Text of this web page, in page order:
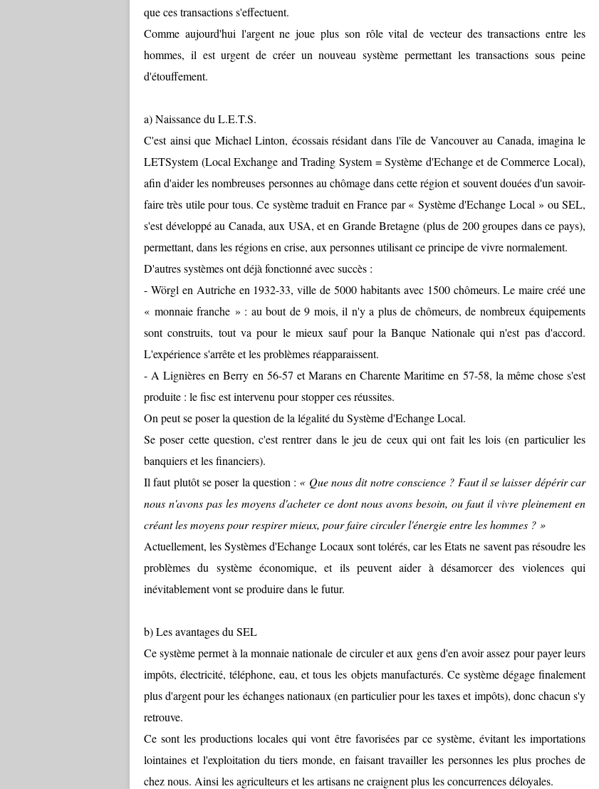
que ces transactions s'effectuent.
Comme aujourd'hui l'argent ne joue plus son rôle vital de vecteur des transactions entre les
hommes, il est urgent de créer un nouveau système permettant les transactions sous peine
d'étouffement.
a) Naissance du L.E.T.S.
C'est ainsi que Michael Linton, écossais résidant dans l'île de Vancouver au Canada, imagina le
LETSystem (Local Exchange and Trading System = Système d'Echange et de Commerce Local),
afin d'aider les nombreuses personnes au chômage dans cette région et souvent douées d'un savoir-
faire très utile pour tous. Ce système traduit en France par « Système d'Echange Local » ou SEL,
s'est développé au Canada, aux USA, et en Grande Bretagne (plus de 200 groupes dans ce pays),
permettant, dans les régions en crise, aux personnes utilisant ce principe de vivre normalement.
D'autres systèmes ont déjà fonctionné avec succès :
- Wörgl en Autriche en 1932-33, ville de 5000 habitants avec 1500 chômeurs. Le maire créé une
« monnaie franche » : au bout de 9 mois, il n'y a plus de chômeurs, de nombreux équipements
sont construits, tout va pour le mieux sauf pour la Banque Nationale qui n'est pas d'accord.
L'expérience s'arrête et les problèmes réapparaissent.
- A Lignières en Berry en 56-57 et Marans en Charente Maritime en 57-58, la même chose s'est
produite : le fisc est intervenu pour stopper ces réussites.
On peut se poser la question de la légalité du Système d'Echange Local.
Se poser cette question, c'est rentrer dans le jeu de ceux qui ont fait les lois (en particulier les
banquiers et les financiers).
Il faut plutôt se poser la question : « Que nous dit notre conscience ? Faut il se laisser dépérir car
nous n'avons pas les moyens d'acheter ce dont nous avons besoin, ou faut il vivre pleinement en
créant les moyens pour respirer mieux, pour faire circuler l'énergie entre les hommes ? »
Actuellement, les Systèmes d'Echange Locaux sont tolérés, car les Etats ne savent pas résoudre les
problèmes du système économique, et ils peuvent aider à désamorcer des violences qui
inévitablement vont se produire dans le futur.
b) Les avantages du SEL
Ce système permet à la monnaie nationale de circuler et aux gens d'en avoir assez pour payer leurs
impôts, électricité, téléphone, eau, et tous les objets manufacturés. Ce système dégage finalement
plus d'argent pour les échanges nationaux (en particulier pour les taxes et impôts), donc chacun s'y
retrouve.
Ce sont les productions locales qui vont être favorisées par ce système, évitant les importations
lointaines et l'exploitation du tiers monde, en faisant travailler les personnes les plus proches de
chez nous. Ainsi les agriculteurs et les artisans ne craignent plus les concurrences déloyales.